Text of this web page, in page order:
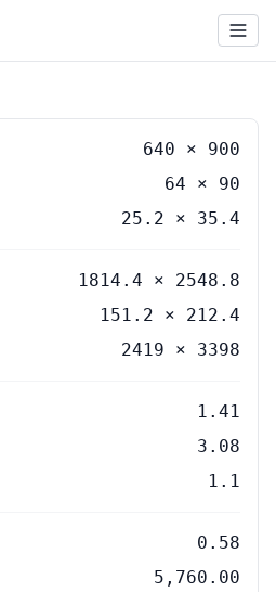
640 × 900
64 × 90
25.2 × 35.4
1814.4 × 2548.8
151.2 × 212.4
2419 × 3398
1.41
3.08
1.1
0.58
5,760.00